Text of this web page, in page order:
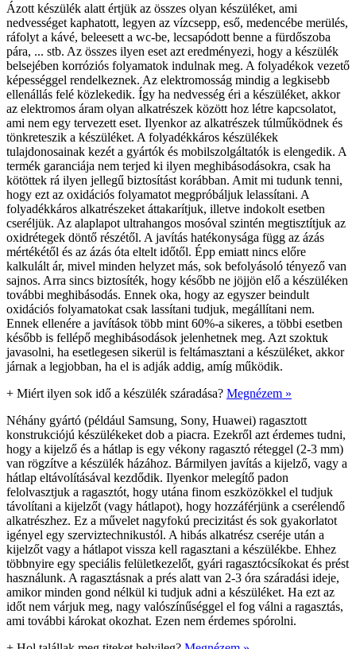
Ázott készülék alatt értjük az összes olyan készüléket, ami
nedvességet kaphatott, legyen az vízcsepp, eső, medencébe merülés,
ráfolyt a kávé, beleesett a wc-be, lecsapódott benne a fürdőszoba
pára, ... stb. Az összes ilyen eset azt eredményezi, hogy a készülék
belsejében korróziós folyamatok indulnak meg. A folyadékok vezető
képességgel rendelkeznek. Az elektromosság mindig a legkisebb
ellenállás felé közlekedik. Így ha nedvesség éri a készüléket, akkor
az elektromos áram olyan alkatrészek között hoz létre kapcsolatot,
ami nem egy tervezett eset. Ilyenkor az alkatrészek túlműködnek és
tönkreteszik a készüléket. A folyadékkáros készülékek
tulajdonosainak kezét a gyártók és mobilszolgáltatók is elengedik. A
termék garanciája nem terjed ki ilyen meghibásodásokra, csak ha
kötöttek rá ilyen jellegű biztosítást korábban. Amit mi tudunk tenni,
hogy ezt az oxidációs folyamatot megpróbáljuk lelassítani. A
folyadékkáros alkatrészeket áttakarítjuk, illetve indokolt esetben
cseréljük. Az alaplapot ultrahangos mosóval szintén megtisztítjuk az
oxidrétegek döntő részétől. A javítás hatékonysága függ az ázás
mértékétől és az ázás óta eltelt időtől. Épp emiatt nincs előre
kalkulált ár, mivel minden helyzet más, sok befolyásoló tényező van
sajnos. Arra sincs biztosíték, hogy később ne jöjjön elő a készüléken
további meghibásodás. Ennek oka, hogy az egyszer beindult
oxidációs folyamatokat csak lassítani tudjuk, megállítani nem.
Ennek ellenére a javítások több mint 60%-a sikeres, a többi esetben
később is fellépő meghibásodások jelenhetnek meg. Azt szoktuk
javasolni, ha esetlegesen sikerül is feltámasztani a készüléket, akkor
járnak a legjobban, ha el is adják addig, amíg működik.
+ Miért ilyen sok idő a készülék száradása? Megnézem »
Néhány gyártó (például Samsung, Sony, Huawei) ragasztott
konstrukciójú készülékeket dob a piacra. Ezekről azt érdemes tudni,
hogy a kijelző és a hátlap is egy vékony ragasztó réteggel (2-3 mm)
van rögzítve a készülék házához. Bármilyen javítás a kijelző, vagy a
hátlap eltávolításával kezdődik. Ilyenkor melegítő padon
felolvasztjuk a ragasztót, hogy utána finom eszközökkel el tudjuk
távolítani a kijelzőt (vagy hátlapot), hogy hozzáférjünk a cserélendő
alkatrészhez. Ez a művelet nagyfokú precizitást és sok gyakorlatot
igényel egy szerviztechnikustól. A hibás alkatrész cseréje után a
kijelzőt vagy a hátlapot vissza kell ragasztani a készülékbe. Ehhez
többnyire egy speciális felületkezelőt, gyári ragasztócsíkokat és prést
használunk. A ragasztásnak a prés alatt van 2-3 óra száradási ideje,
amikor minden gond nélkül ki tudjuk adni a készüléket. Ha ezt az
időt nem várjuk meg, nagy valószínűséggel el fog válni a ragasztás,
ami további károkat okozhat. Ezen nem érdemes spórolni.